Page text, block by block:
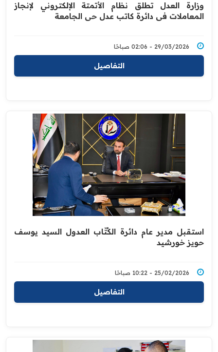
وزارة العدل تطلق نظام الأتمتة الإلكتروني لإنجاز
المعاملات في دائرة كاتب عدل حي الجامعة
29/03/2026 - 02:06 صباحًا
التفاصيل
استقبل مدير عام دائرة الكُتّاب العدول السيد يوسف
حويز خورشيد
25/02/2026 - 10:22 صباحًا
التفاصيل